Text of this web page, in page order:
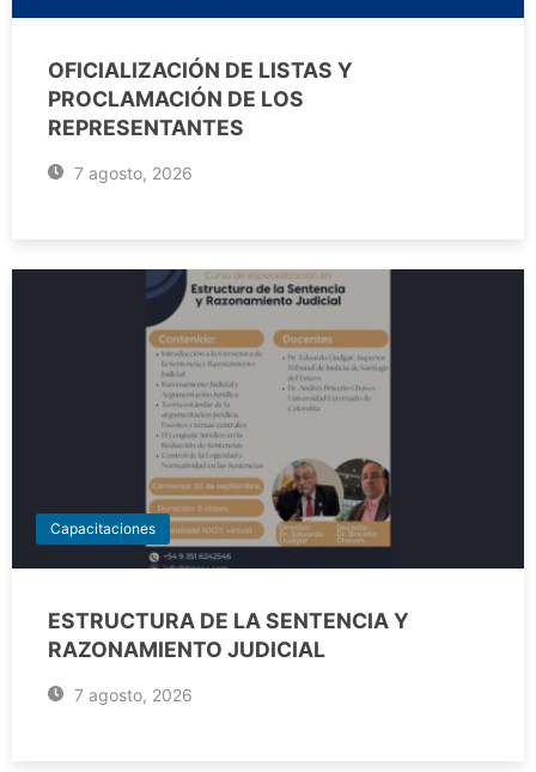
OFICIALIZACIÓN DE LISTAS Y
PROCLAMACIÓN DE LOS
REPRESENTANTES
7 agosto, 2026
Capacitaciones
ESTRUCTURA DE LA SENTENCIA Y
RAZONAMIENTO JUDICIAL
7 agosto, 2026